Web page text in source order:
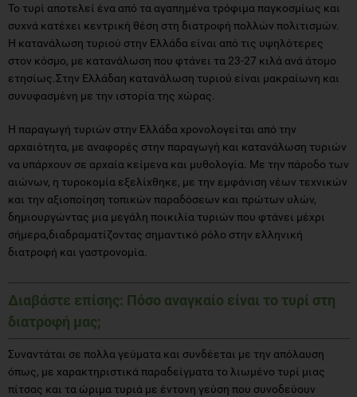
Το τυρί αποτελεί ένα από τα αγαπημένα τρόφιμα παγκοσμίως και
συχνά κατέχει κεντρική θέση στη διατροφή πολλών πολιτισμών.
Η κατανάλωση τυριού στην Ελλάδα είναι από τις υψηλότερες
στον κόσμο, με κατανάλωση που φτάνει τα 23-27 κιλά ανά άτομο
ετησίως.Στην Ελλάδαη κατανάλωση τυριού είναι μακραίωνη και
συνυφασμένη με την ιστορία της χώρας.
Η παραγωγή τυριών στην Ελλάδα χρονολογείται από την
αρχαιότητα, με αναφορές στην παραγωγή και κατανάλωση τυριών
να υπάρχουν σε αρχαία κείμενα και μυθολογία. Με την πάροδο των
αιώνων, η τυροκομία εξελίχθηκε, με την εμφάνιση νέων τεχνικών
και την αξιοποίηση τοπικών παραδόσεων και πρώτων υλών,
δημιουργώντας μια μεγάλη ποικιλία τυριών που φτάνει μέχρι
σήμερα,διαδραματίζοντας σημαντικό ρόλο στην ελληνική
διατροφή και γαστρονομία.
Διαβάστε επίσης: Πόσο αναγκαίο είναι το τυρί στη
διατροφή μας;
Συναντάται σε πολλα γεύματα και συνδέεται με την απόλαυση
όπως, με χαρακτηριστικά παραδείγματα το λιωμένο τυρί μιας
πίτσας και τα ώριμα τυριά με έντονη γεύση που συνοδεύουν